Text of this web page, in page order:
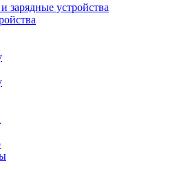
зарядные устройства